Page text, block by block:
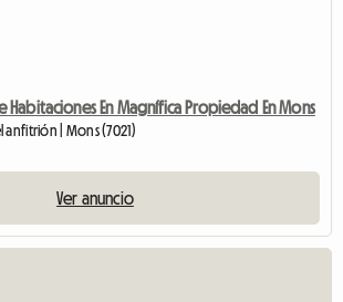
Habitaciones En Magnífica Propiedad En Mons
anfitrión | Mons (7021)
Ver anuncio